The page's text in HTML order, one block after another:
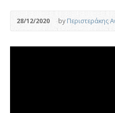
28/12/2020 byΠεριστεράκης